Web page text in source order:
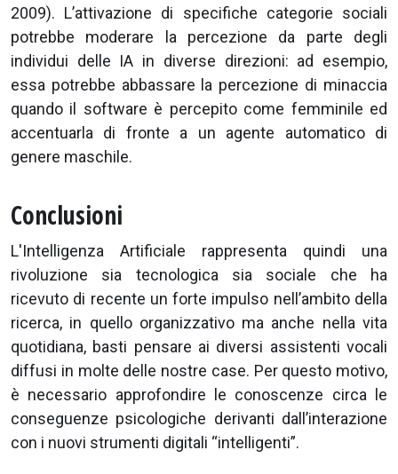
2009). L’attivazione di specifiche categorie sociali
potrebbe moderare la percezione da parte degli
individui delle IA in diverse direzioni: ad esempio,
essa potrebbe abbassare la percezione di minaccia
quando il software è percepito come femminile ed
accentuarla di fronte a un agente automatico di
genere maschile.
Conclusioni
L'Intelligenza Artificiale rappresenta quindi una
rivoluzione sia tecnologica sia sociale che ha
ricevuto di recente un forte impulso nell’ambito della
ricerca, in quello organizzativo ma anche nella vita
quotidiana, basti pensare ai diversi assistenti vocali
diffusi in molte delle nostre case. Per questo motivo,
è necessario approfondire le conoscenze circa le
conseguenze psicologiche derivanti dall’interazione
con i nuovi strumenti digitali “intelligenti”.